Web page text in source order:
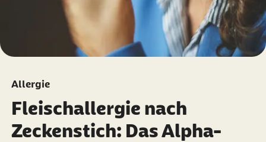
Allergie
Fleischallergie nach
Zeckenstich: Das Alpha-